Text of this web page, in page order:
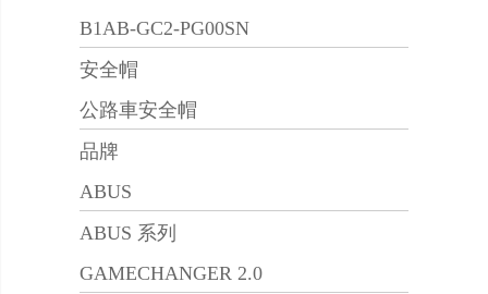
B1AB-GC2-PG00SN
安全帽
公路車安全帽
品牌
ABUS
ABUS 系列
GAMECHANGER 2.0